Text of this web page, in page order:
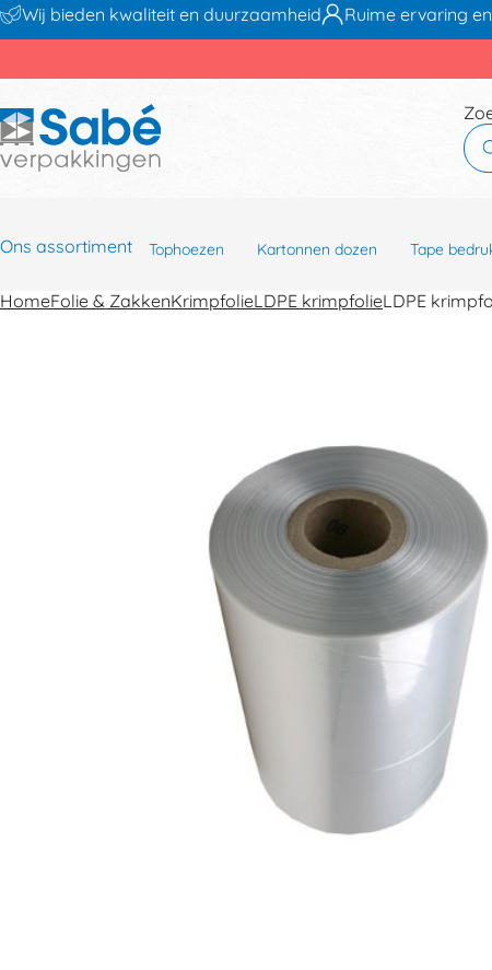
Wij bieden kwaliteit en duurzaamheid Ruime ervaring
Ons assortiment Tophoezen Kartonnen dozen Tape
HomeFolie & ZakkenKrimpfolieLDPE krimpfolieLDPE